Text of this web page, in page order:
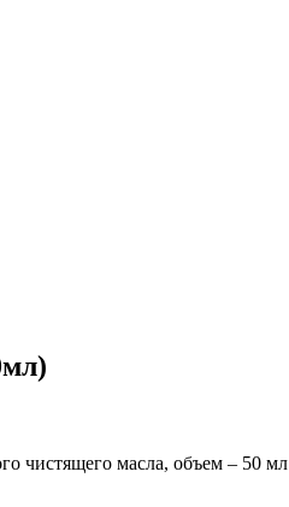
чистящего масла, объем – 50 мл